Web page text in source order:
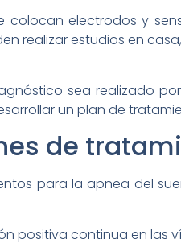
colocan electrodos y
realizar estudios en
sea realizado
un plan de
de
para la apnea del
positiva continua en las